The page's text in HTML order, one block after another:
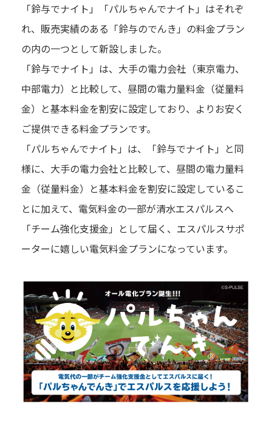
「鈴与でナイト」「パルちゃんでナイト」はそれぞ
れ、販売実績のある「鈴与のでんき」の料金プラン
の内の一つとして新設しました。
「鈴与でナイト」は、大手の電力会社（東京電力、
中部電力）と比較して、昼間の電力量料金（従量料
金）と基本料金を割安に設定しており、よりお安く
ご提供できる料金プランです。
「パルちゃんでナイト」は、「鈴与でナイト」と同
様に、大手の電力会社と比較して、昼間の電力量料
金（従量料金）と基本料金を割安に設定しているこ
とに加えて、電気料金の一部が清水エスパルスへ
「チーム強化支援金」として届く、エスパルスサポ
ーターに嬉しい電気料金プランになっています。